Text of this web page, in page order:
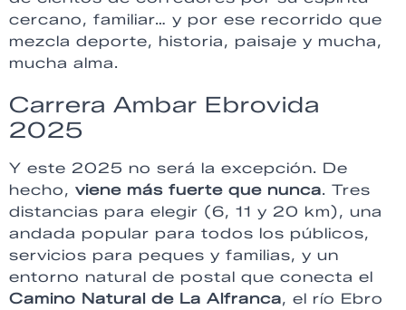
cercano, familiar… y por ese recorrido que
mezcla deporte, historia, paisaje y mucha,
mucha alma.
Carrera Ambar Ebrovida
2025
Y este 2025 no será la excepción. De
hecho, viene más fuerte que nunca. Tres
distancias para elegir (6, 11 y 20 km), una
andada popular para todos los públicos,
servicios para peques y familias, y un
entorno natural de postal que conecta el
Camino Natural de La Alfranca, el río Ebro